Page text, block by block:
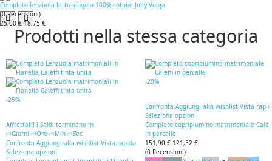
Completo lenzuola letto singolo 100% cotone Jolly Volga
(0Recensioni)
25,00 € 18,75 €
Prodotti nella stessa categoria
-25%
Affrettati! I Saldi terminano in
Giorni
Ore Min
Sec
Confronta Aggiungi alla wishlist Vista rapida
Seleziona opzioni
-20%
Confronta Aggiungi alla wishlist Vista
Seleziona opzioni
Completo copripiumino matrimoniale
in percalle
151,90 € 121,52 €
(0 Recensioni)